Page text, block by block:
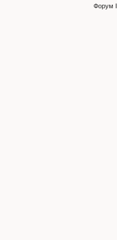
Форум